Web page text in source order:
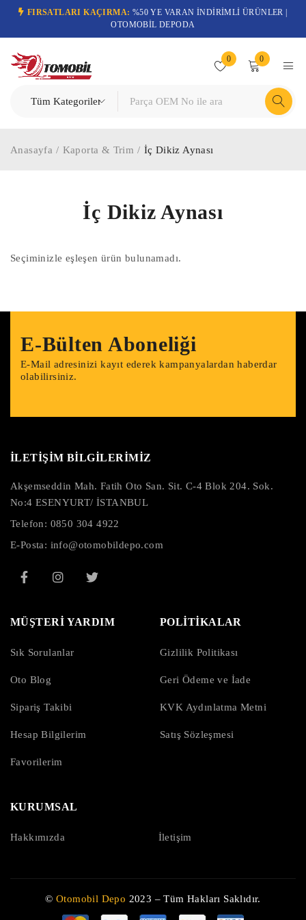
FIRSATLARI KAÇIRMA: %50 YE VARAN İNDİRİMLİ ÜRÜNLER |
OTOMOBİL DEPODA
0 0
İç Dikiz Aynası
Anasayfa / Kaporta & Trim / İç Dikiz Aynası
Seçiminizle eşleşen ürün bulunamadı.
E-Bülten Aboneliği
E-Mail adresinizi kayıt ederek kampanyalardan haberdar
olabilirsiniz.
İLETİŞİM BİLGİLERİMİZ
Akşemseddin Mah. Fatih Oto San. Sit. C-4 Blok 204. Sok.
No:4 ESENYURT/ İSTANBUL
Telefon: 0850 304 4922
E-Posta: info@otomobildepo.com
MÜŞTERİ YARDIM
Sık Sorulanlar
Oto Blog
Sipariş Takibi
Hesap Bilgilerim
Favorilerim
POLİTİKALAR
Gizlilik Politikası
Geri Ödeme ve İade
KVK Aydınlatma Metni
Satış Sözleşmesi
KURUMSAL
Hakkımızda İletişim
© Otomobil Depo 2023 – Tüm Hakları Saklıdır.